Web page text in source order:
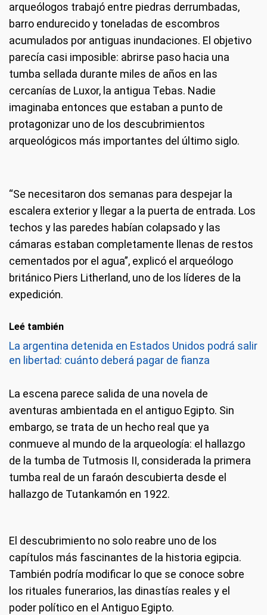
arqueólogos trabajó entre piedras derrumbadas,
barro endurecido y toneladas de escombros
acumulados por antiguas inundaciones. El objetivo
parecía casi imposible: abrirse paso hacia una
tumba sellada durante miles de años en las
cercanías de Luxor, la antigua Tebas. Nadie
imaginaba entonces que estaban a punto de
protagonizar uno de los descubrimientos
arqueológicos más importantes del último siglo.
“Se necesitaron dos semanas para despejar la
escalera exterior y llegar a la puerta de entrada. Los
techos y las paredes habían colapsado y las
cámaras estaban completamente llenas de restos
cementados por el agua”, explicó el arqueólogo
británico Piers Litherland, uno de los líderes de la
expedición.
Leé también
La argentina detenida en Estados Unidos podrá salir
en libertad: cuánto deberá pagar de fianza
La escena parece salida de una novela de
aventuras ambientada en el antiguo Egipto. Sin
embargo, se trata de un hecho real que ya
conmueve al mundo de la arqueología: el hallazgo
de la tumba de Tutmosis II, considerada la primera
tumba real de un faraón descubierta desde el
hallazgo de Tutankamón en 1922.
El descubrimiento no solo reabre uno de los
capítulos más fascinantes de la historia egipcia.
También podría modificar lo que se conoce sobre
los rituales funerarios, las dinastías reales y el
poder político en el Antiguo Egipto.